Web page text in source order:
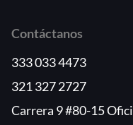
Contáctanos
333 033 4473
321 327 2727
Carrera 9 #80-15